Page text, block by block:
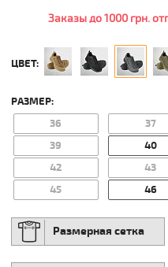
Заказы до 1000 грн.
ЦВЕТ:
РАЗМЕР:
36
37
39
40
42
43
45
46
Размерная сетка